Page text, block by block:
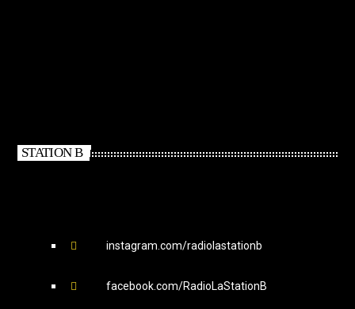
STATION B
instagram.com/radiolastationb
facebook.com/RadioLaStationB